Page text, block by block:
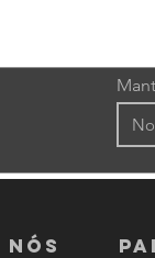
nós